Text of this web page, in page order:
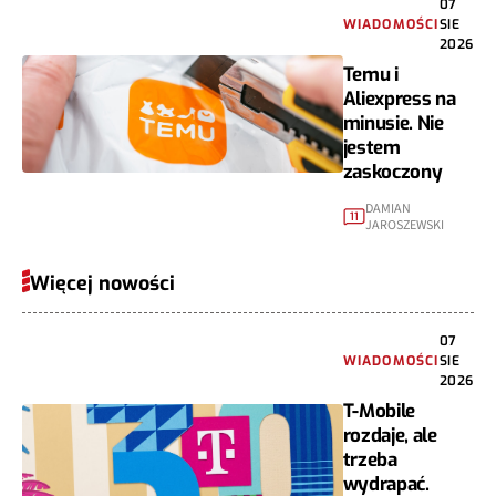
WIADOMOŚCI
07
SIE
2026
Temu i
Aliexpress na
minusie. Nie
jestem
zaskoczony
11 DAMIAN
JAROSZEWSKI
Więcej nowości
WIADOMOŚCI
07
SIE
2026
T-Mobile
rozdaje, ale
trzeba
wydrapać.